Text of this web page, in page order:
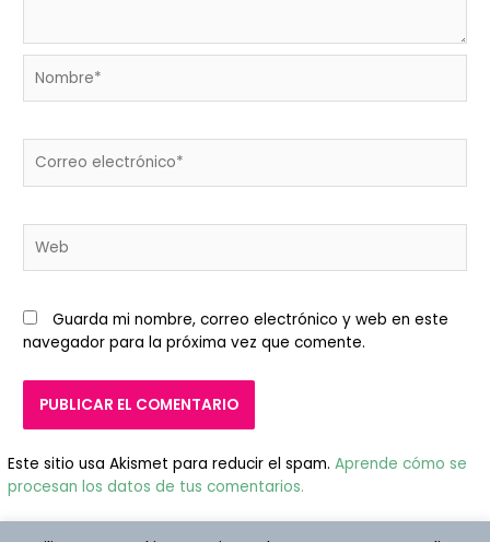
electrónico*
Guarda mi nombre, correo electrónico y web en este
navegador para la próxima vez que comente.
Este sitio usa Akismet para reducir el spam.Aprende cómo se
procesan los datos de tus comentarios.